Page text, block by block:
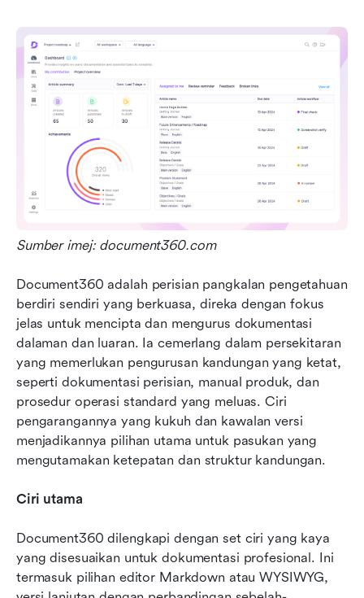
Sumber imej: document360.com
Document360 adalah perisian pangkalan pengetahuan
berdiri sendiri yang berkuasa, direka dengan fokus
jelas untuk mencipta dan mengurus dokumentasi
dalaman dan luaran. Ia cemerlang dalam persekitaran
yang memerlukan pengurusan kandungan yang ketat,
seperti dokumentasi perisian, manual produk, dan
prosedur operasi standard yang meluas. Ciri
pengarangannya yang kukuh dan kawalan versi
menjadikannya pilihan utama untuk pasukan yang
mengutamakan ketepatan dan struktur kandungan.
Ciri utama
Document360 dilengkapi dengan set ciri yang kaya
yang disesuaikan untuk dokumentasi profesional. Ini
termasuk pilihan editor Markdown atau WYSIWYG,